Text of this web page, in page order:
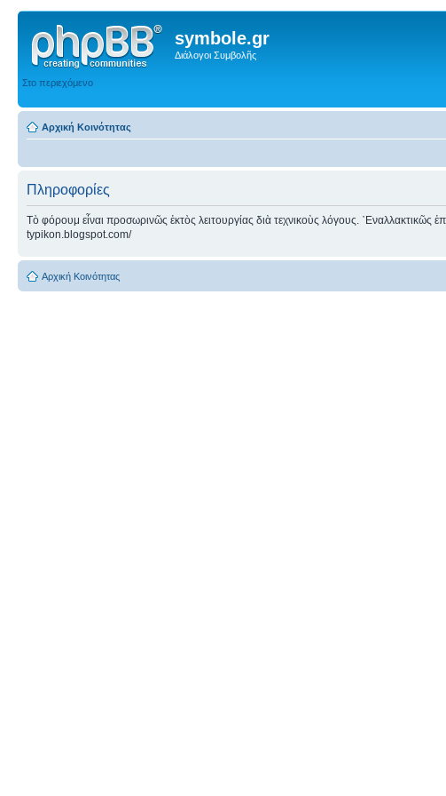
symbole.gr
Διάλογοι Συμβολῆς
Στο περιεχόμενο
Αρχική Κοινότητας
Πληροφορίες
Τὸ φόρουμ εἶναι προσωρινῶς ἐκτὸς λειτουργίας διὰ τεχνικοὺς λόγους.
typikon.blogspot.com/
Αρχική Κοινότητας